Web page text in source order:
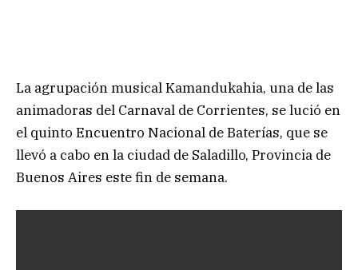
La agrupación musical Kamandukahia, una de las
animadoras del Carnaval de Corrientes, se lució en
el quinto Encuentro Nacional de Baterías, que se
llevó a cabo en la ciudad de Saladillo, Provincia de
Buenos Aires este fin de semana.